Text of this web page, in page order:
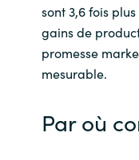
sont 3,6 fois
gains de
promesse
mesurable.
Par où